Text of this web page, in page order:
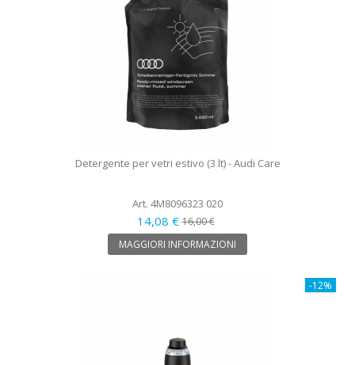
Detergente per vetri estivo (3 lt) - Audi Care
Art. 4M8096323 020
14,08 €16,00 €
MAGGIORI INFORMAZIONI
-12%